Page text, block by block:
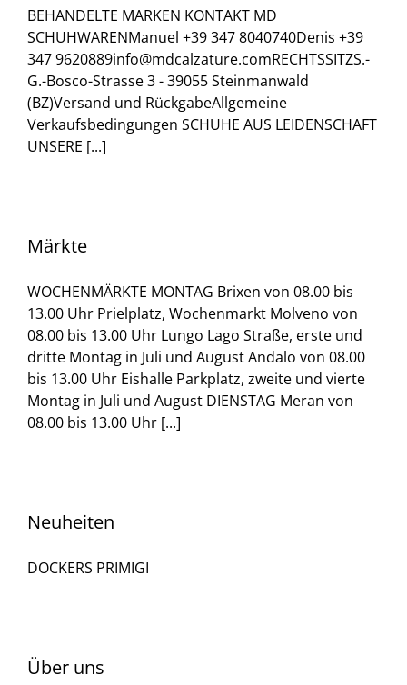
BEHANDELTE MARKEN KONTAKT MD
SCHUHWARENManuel +39 347 8040740Denis +39
347 9620889info@mdcalzature.comRECHTSSITZS.-
G.-Bosco-Strasse 3 - 39055 Steinmanwald
(BZ)Versand und RückgabeAllgemeine
Verkaufsbedingungen SCHUHE AUS LEIDENSCHAFT
UNSERE [...]
Märkte
WOCHENMÄRKTE MONTAG Brixen von 08.00 bis
13.00 Uhr Prielplatz, Wochenmarkt Molveno von
08.00 bis 13.00 Uhr Lungo Lago Straße, erste und
dritte Montag in Juli und August Andalo von 08.00
bis 13.00 Uhr Eishalle Parkplatz, zweite und vierte
Montag in Juli und August DIENSTAG Meran von
08.00 bis 13.00 Uhr [...]
Neuheiten
DOCKERS PRIMIGI
Über uns